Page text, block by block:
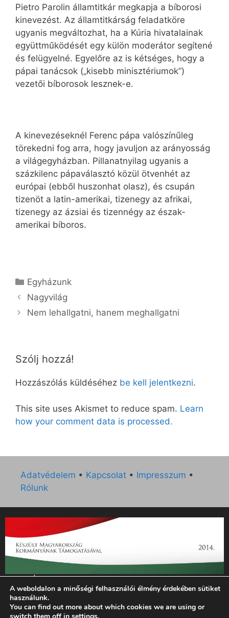
Pietro Parolin államtitkár megkapja a bíborosi
kinevezést. Az államtitkárság feladatköre
ugyanis megváltozhat, ha a Kúria hivatalainak
együttműködését egy külön moderátor segítené
és felügyelné. Egyelőre az is kétséges, hogy a
pápai tanácsok („kisebb minisztériumok”)
vezetői bíborosok lesznek-e.
A kinevezéseknél Ferenc pápa valószínűleg
törekedni fog arra, hogy javuljon az arányosság
a világegyházban. Pillanatnyilag ugyanis a
százkilenc pápaválasztó közül ötvenhét az
európai (ebből huszonhat olasz), és csupán
tizenöt a latin-amerikai, tizenegy az afrikai,
tizenegy az ázsiai és tizennégy az észak-
amerikai bíboros.
Kategória
Egyházunk
Nagyvilág
Nem lehallgatni, hanem meghallgatni
Szólj hozzá!
Hozzászólás küldéséhez be kell jelentkezni.
This site uses Akismet to reduce spam. Learn
how your comment data is processed.
Adatvédelem • Kapcsolat • Impresszum •
Rólunk
„Az Új Ember katolikus hetilap 2014. évi működésének
támogatását az EGYH-KCP-14-P-0121 sz. támogatási
szerződés keretében 3 000 000 Ft összegben támogatta az
Emberi Erőforrások Minisztériuma.”
A weboldalon a minőségi felhasználói élmény érdekében sütiket
használunk.
You can find out more about which cookies we are using or